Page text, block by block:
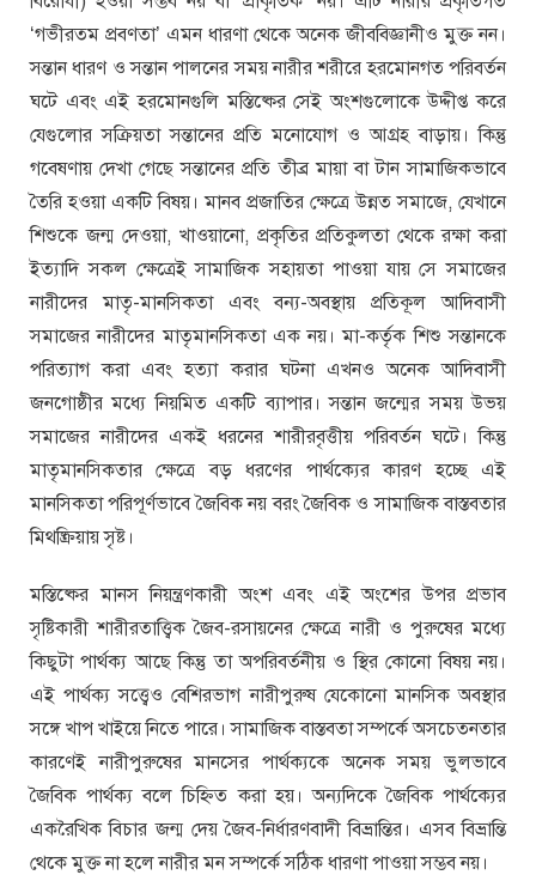
‘গভীরতম প্রবণতা’ এমন ধারণা থেকে অনেক জীববিজ্ঞানীও মুক্ত নন।
সন্তান ধারণ ও সন্তান পালনের সময় নারীর শরীরে হরমোনগত পরিবর্তন
ঘটে এবং এই হরমোনগুলি মস্তিষ্কের সেই অংশগুলোকে উদ্দীপ্ত করে
যেগুলোর সক্রিয়তা সন্তানের প্রতি মনোযোগ ও আগ্রহ বাড়ায়। কিন্তু
গবেষণায় দেখা গেছে সন্তানের প্রতি তীব্র মায়া বা টান সামাজিকভাবে
তৈরি হওয়া একটি বিষয়। মানব প্রজাতির ক্ষেত্রে উন্নত সমাজে, যেখানে
শিশুকে জন্ম দেওয়া, খাওয়ানো, প্রকৃতির প্রতিকুলতা থেকে রক্ষা করা
ইত্যাদি সকল ক্ষেত্রেই সামাজিক সহায়তা পাওয়া যায় সে সমাজের
নারীদের মাতৃ-মানসিকতা এবং বন্য-অবস্থায় প্রতিকূল আদিবাসী
সমাজের নারীদের মাতৃমানসিকতা এক নয়। মা-কর্তৃক শিশু সন্তানকে
পরিত্যাগ করা এবং হত্যা করার ঘটনা এখনও অনেক আদিবাসী
জনগোষ্ঠীর মধ্যে নিয়মিত একটি ব্যাপার। সন্তান জন্মের সময় উভয়
সমাজের নারীদের একই ধরনের শারীরবৃত্তীয় পরিবর্তন ঘটে। কিন্তু
মাতৃমানসিকতার ক্ষেত্রে বড় ধরণের পার্থক্যের কারণ হচ্ছে এই
মানসিকতা পরিপূর্ণভাবে জৈবিক নয় বরং জৈবিক ও সামাজিক বাস্তবতার
মিথষ্ক্রিয়ায় সৃষ্ট।
মস্তিষ্কের মানস নিয়ন্ত্রণকারী অংশ এবং এই অংশের উপর প্রভাব
সৃষ্টিকারী শারীরতাত্ত্বিক জৈব-রসায়নের ক্ষেত্রে নারী ও পুরুষের মধ্যে
কিছুটা পার্থক্য আছে কিন্তু তা অপরিবর্তনীয় ও স্থির কোনো বিষয় নয়।
এই পার্থক্য সত্ত্বেও বেশিরভাগ নারীপুরুষ যেকোনো মানসিক অবস্থার
সঙ্গে খাপ খাইয়ে নিতে পারে। সামাজিক বাস্তবতা সম্পর্কে অসচেতনতার
কারণেই নারীপুরুষের মানসের পার্থক্যকে অনেক সময় ভুলভাবে
জৈবিক পার্থক্য বলে চিহ্নিত করা হয়। অন্যদিকে জৈবিক পার্থক্যের
একরৈখিক বিচার জন্ম দেয় জৈব-নির্ধারণবাদী বিভ্রান্তির। এসব বিভ্রান্তি
থেকে মুক্ত না হলে নারীর মন সম্পর্কে সঠিক ধারণা পাওয়া সম্ভব নয়।